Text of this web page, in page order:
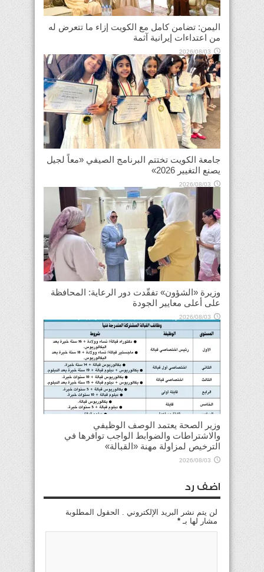
اليمن: تضامن كامل مع الكويت إزاء ما تتعرض له
من اعتداءات إيرانية آثمة
2026/08/03
جامعة الكويت تختتم البرنامج الصيفي «معاً لجيل
يصنع التغيير 2026»
2026/08/03
وزيرة «الشؤون» تفقّدت دور الرعاية: المحافظة
على أعلى معايير الجودة
2026/08/03
وزير الصحة يعتمد الوصف الوظيفي
والاشتراطات والضوابط الواجب توافرها في
الترخيص لمزاولة مهنة «القبالة»
2026/08/03
اضف رد
لن يتم نشر البريد الإلكتروني . الحقول المطلوبة
مشار لها بـ *